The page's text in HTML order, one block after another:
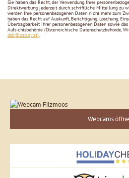
Sie haben das Recht, der Verwendung Ihrer
Direktwerbung jederzeit durch schriftliche Mitteilung zu
werden Ihre personenbezogenen Daten nicht mehr zum
haben das Recht auf Auskunft, Berichtigung, Löschung,
Übertragbarkeit Ihrer personenbezogenen Daten sowie
Aufsichtsbehörde (Österreichische Datenschutzbehörde,
dsb@dsb.gv.at).
Webcams